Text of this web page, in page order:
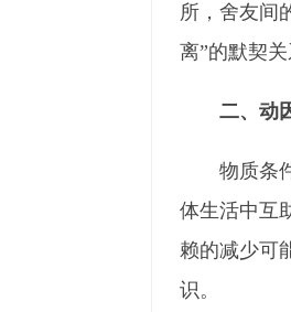
所，舍友间
离”的默契
二、动
物质条
体生活中互
赖的减少可
识。